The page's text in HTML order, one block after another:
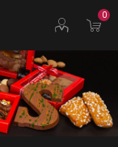
0
uiterlijk tot